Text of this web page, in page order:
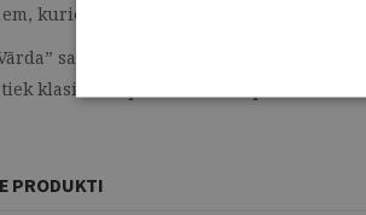
kuriem ir neierobežota pieeja
saturu veidojuši vairāk nekā
klasificēts pēc noteiktām pazīmēm.
PRODUKTI